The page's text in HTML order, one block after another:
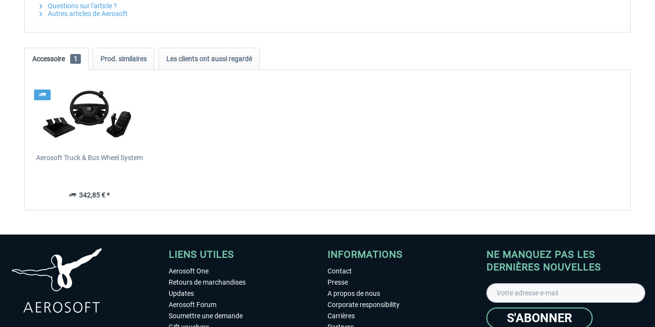
Questions sur l'article ?
Autres articles de Aerosoft
Accessoire 1 Prod. similaires Les clients ont aussi regardé
Aerosoft Truck & Bus Wheel System
342,85 € *
LIENS UTILES
Aerosoft One
Retours de marchandises
Updates
Aerosoft Forum
Soumettre une demande
INFORMATIONS
Contact
Presse
A propos de nous
Corporate responsibility
Carrières
NE MANQUEZ PAS LES
DERNIÈRES NOUVELLES
S'ABONNER